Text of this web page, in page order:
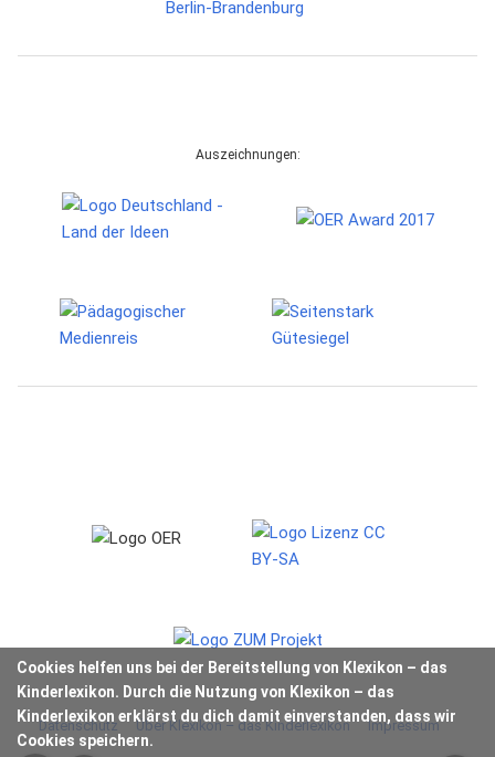
Cookies helfen uns bei der Bereitstellung von Klexikon – das
Kinderlexikon. Durch die Nutzung von Klexikon – das
Kinderlexikon erklärst du dich damit einverstanden, dass wir
Cookies speichern.
Auszeichnungen:
Datenschutz Über Klexikon – das Kinderlexikon Impressum